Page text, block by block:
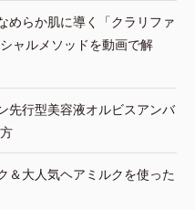
めらか肌に導く「クラリファ
ャルメソッドを動画で解
先行型美容液オルビスアンバ
＆大人気ヘアミルクを使った